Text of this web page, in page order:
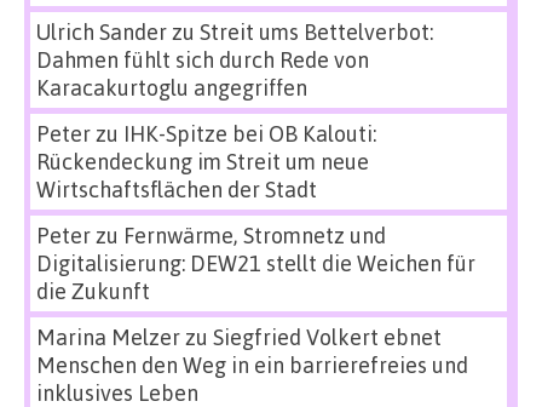
Ulrich Sanderzu Streit ums Bettelverbot:
Dahmen fühlt sich durch Rede von
Karacakurtoglu angegriffen
Peterzu IHK-Spitze bei OB Kalouti:
Rückendeckung im Streit um neue
Wirtschaftsflächen der Stadt
Peterzu Fernwärme, Stromnetz und
Digitalisierung: DEW21 stellt die Weichen für
die Zukunft
Marina Melzerzu Siegfried Volkert ebnet
Menschen den Weg in ein barrierefreies und
inklusives Leben